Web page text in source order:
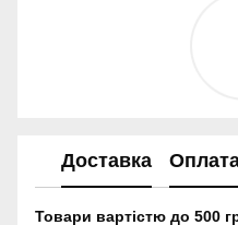
Доставка
Товари вартістю до 500